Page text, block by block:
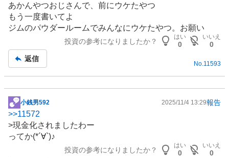
あかんやつおじさんで、前にウケたやつ
もう一度書いてよ
ジムのパウダールームでみんなにウケたやつ。お願い
投資の参考になりましたか？
はい
0
いいえ
0
返信
No.11593
掲
示
板
記
小銭男592 2025/11/4 13:29報告
>>11572
>現金化されましたわー
ってか(*´∀`)♪
投資の参考になりましたか？
はい
0
いいえ
0